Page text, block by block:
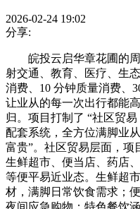
2026-02-24 19:02
分享:
皖投云启华章花圃的周
射交通、教育、医疗、生
消费、10 分钟质量消费、
让业从的每一次出行都能
归。项目打制了 “社区贸
配套系统，全方位满脚业
富贵”。社区贸易层面，项
生鲜超市、便当店、药店
等便平易近业态。生鲜超
材，满脚日常饮食需求；
夜间应急购物；特色餐饮